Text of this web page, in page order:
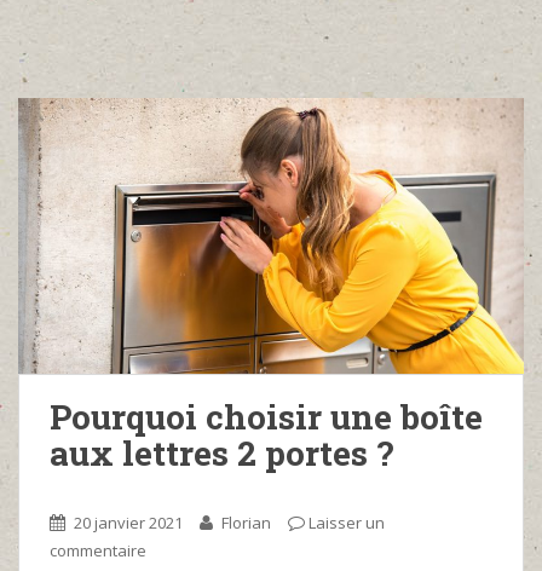
Pourquoi choisir une boîte
aux lettres 2 portes ?
20 janvier 2021 Florian
Laisser un
commentaire